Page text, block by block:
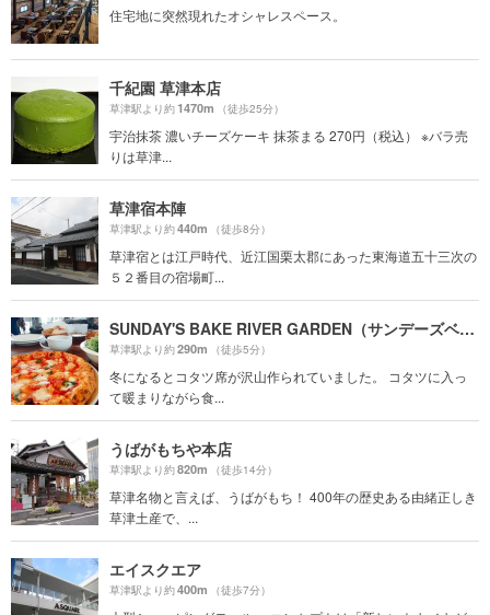
住宅地に突然現れたオシャレスペース。
千紀園 草津本店
草津駅より約1470m （徒歩25分）
宇治抹茶 濃いチーズケーキ 抹茶まる 270円（税込） ※バラ売
りは草津...
草津宿本陣
草津駅より約440m （徒歩8分）
草津宿とは江戸時代、近江国栗太郡にあった東海道五十三次の
５２番目の宿場町...
SUNDAY'S BAKE RIVER GARDEN（サンデーズベイク リバーガーデン）
草津駅より約290m （徒歩5分）
冬になるとコタツ席が沢山作られていました。 コタツに入っ
て暖まりながら食...
うばがもちや本店
草津駅より約820m （徒歩14分）
草津名物と言えば、うばがもち！ 400年の歴史ある由緒正しき
草津土産で、...
エイスクエア
草津駅より約400m （徒歩7分）